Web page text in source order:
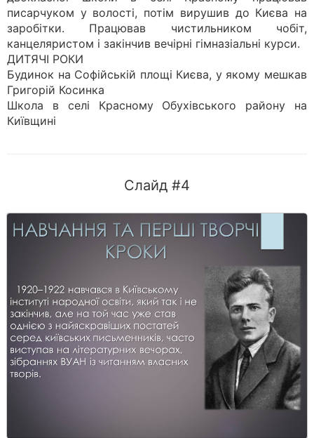
писарчуком у волості, потім вирушив до Києва на
заробітки. Працював чистильником чобіт,
канцеляристом і закінчив вечірні гімназіальні курси.
ДИТЯЧІ РОКИ
Будинок на Софійській площі Києва, у якому мешкав
Григорій Косинка
Школа в селі Красному Обухівського району на
Київщині
Слайд #4